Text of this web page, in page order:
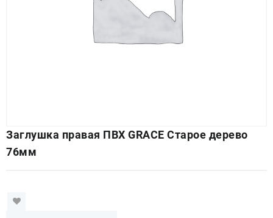
Заглушка правая ПВХ GRACE Старое дерево
76мм